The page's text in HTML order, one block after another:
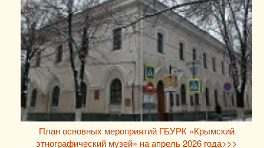
План основных мероприятий ГБУРК «Крымский
этнографический музей» на апрель 2026 года>>>